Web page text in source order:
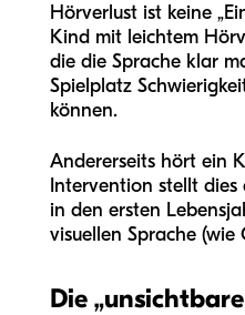
Hörverlust ist keine
Kind mit leichtem
die die Sprache klar
Spielplatz
können.
Andererseits hört ein
Intervention stellt
in den ersten
visuellen Sprache
Die